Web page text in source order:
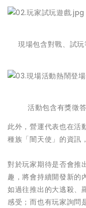
現場包含對戰、試
活動包含有獎徵
此外，營運代表也在活
種族「闇天使」的資訊
對於玩家期待是否會推
趣，將會持續開發新的
如過往推出的大逃殺、
感受；而也有玩家詢問